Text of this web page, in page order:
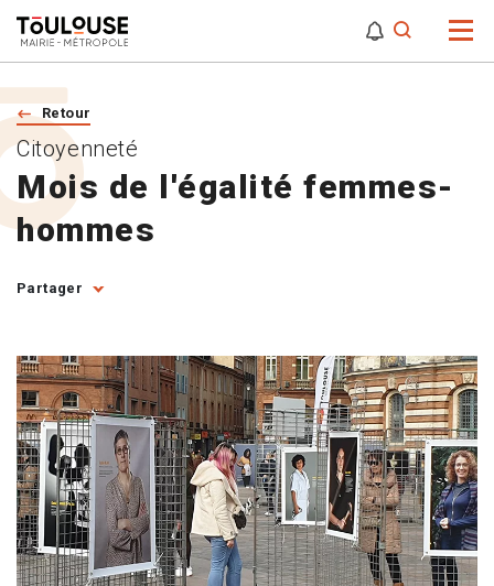
Retour
Mois de l'égalité femmes-
hommes
Citoyenneté
Partager